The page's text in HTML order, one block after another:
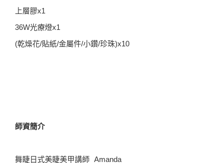
上層膠x1
36W光療燈x1
(乾燥花/貼紙/金屬件/小鑽/珍珠)x10
師資簡介
舞睫日式美睫美甲講師 Amanda